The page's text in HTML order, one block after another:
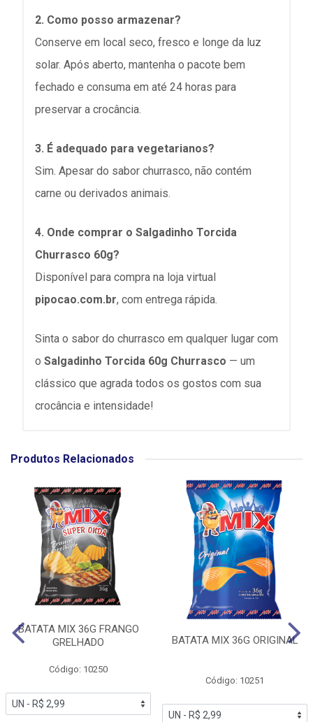
2. Como posso armazenar?
Conserve em local seco, fresco e longe da luz
solar. Após aberto, mantenha o pacote bem
fechado e consuma em até 24 horas para
preservar a crocância.
3. É adequado para vegetarianos?
Sim. Apesar do sabor churrasco, não contém
carne ou derivados animais.
4. Onde comprar o Salgadinho Torcida
Churrasco 60g?
Disponível para compra na loja virtual
pipocao.com.br, com entrega rápida.
Sinta o sabor do churrasco em qualquer lugar com
o Salgadinho Torcida 60g Churrasco — um
clássico que agrada todos os gostos com sua
crocância e intensidade!
Produtos Relacionados
BATATA MIX 36G FRANGO
GRELHADO
Código: 10250
BATATA MIX 36G ORIGINAL
Código: 10251